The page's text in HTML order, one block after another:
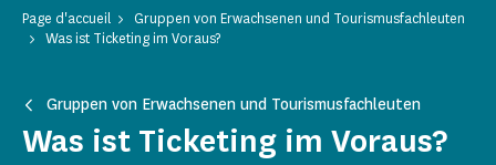
Page d'accueil
Gruppen von Erwachsenen und Tourismusfachleuten
Was ist Ticketing im Voraus?
Gruppen von Erwachsenen und Tourismusfachleuten
Was ist Ticketing im Voraus?